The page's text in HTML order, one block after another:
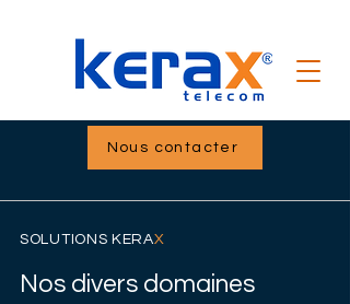
Nous contacter
SOLUTIONS KERAX
Nos divers domaines